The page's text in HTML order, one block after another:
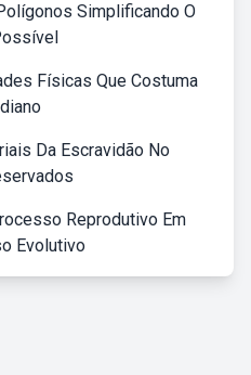
Simplificando O
Físicas Que Costuma
Da Escravidão No
Reprodutivo Em
Evolutivo